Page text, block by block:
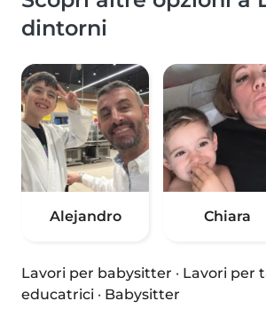
dintorni
Alejandro Chiara
Lavori per babysitter · Lavori per
educatrici · Babysitter